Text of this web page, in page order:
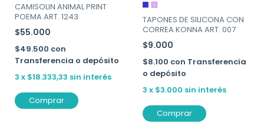
CAMISOLIN ANIMAL PRINT
POEMA ART. 1243
$55.000
$49.500 con
Transferencia o depósito
3 x $18.333,33 sin interés
Comprar
TAPONES DE SILICONA CON
CORREA KONNA ART. 007
$9.000
$8.100 con Transferencia
o depósito
3 x $3.000 sin interés
Comprar